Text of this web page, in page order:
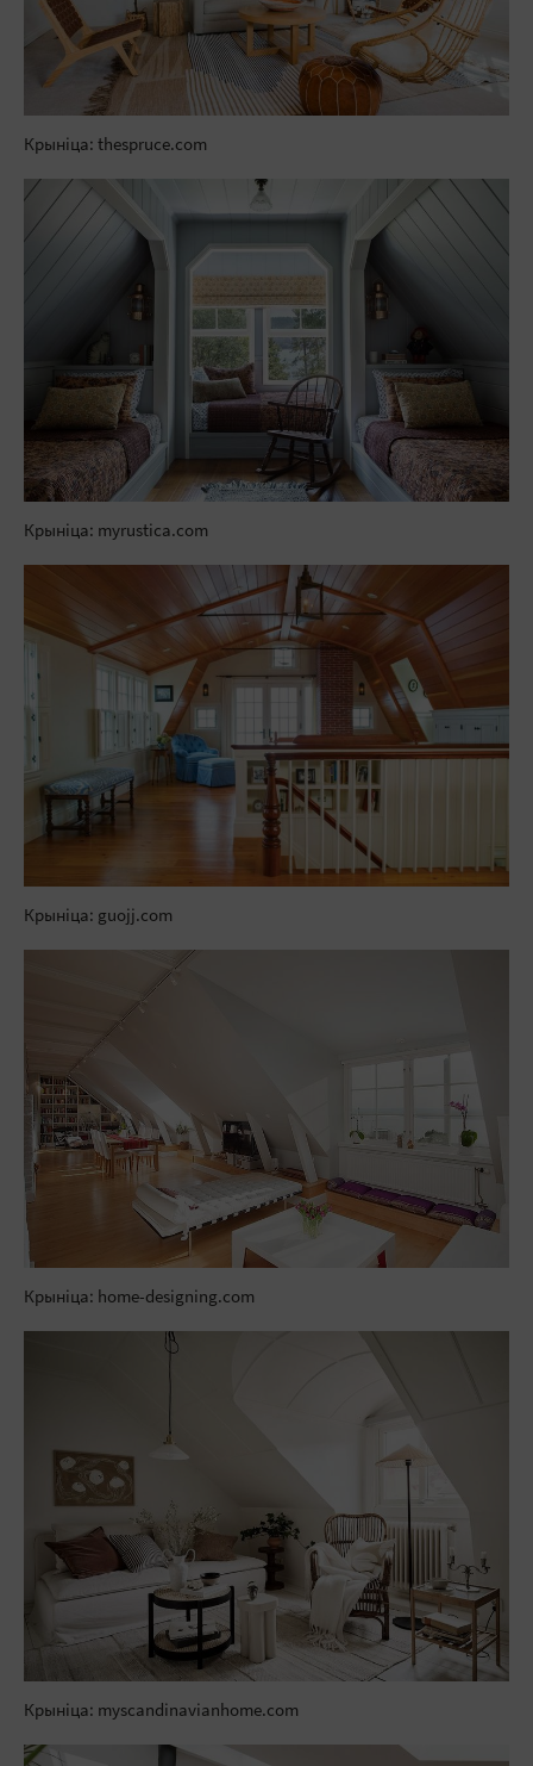
Крыніца: thespruce.com
Крыніца: myrustica.com
Крыніца: guojj.com
Крыніца: home-designing.com
Крыніца: myscandinavianhome.com